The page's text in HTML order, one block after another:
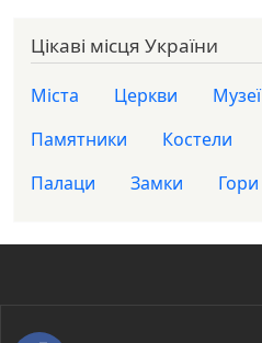
Цікаві місця України
Міста Церкви Музеї
Памятники
Костели
Палаци
Замки Гори